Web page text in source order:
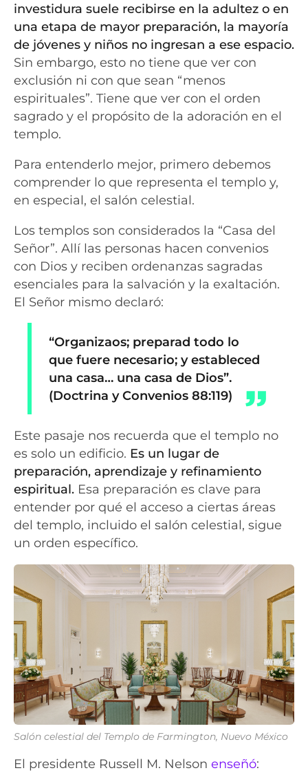
investidura suele recibirse en la adultez o en
una etapa de mayor preparación, la mayoría
de jóvenes y niños no ingresan a ese espacio.
Sin embargo, esto no tiene que ver con
exclusión ni con que sean “menos
espirituales”. Tiene que ver con el orden
sagrado y el propósito de la adoración en el
templo.
Para entenderlo mejor, primero debemos
comprender lo que representa el templo y,
en especial, el salón celestial.
Los templos son considerados la “Casa del
Señor”. Allí las personas hacen convenios
con Dios y reciben ordenanzas sagradas
esenciales para la salvación y la exaltación.
El Señor mismo declaró:
“Organizaos; preparad todo lo
que fuere necesario; y estableced
una casa… una casa de Dios”.
(Doctrina y Convenios 88:119)
Este pasaje nos recuerda que el templo no
es solo un edificio. Es un lugar de
preparación, aprendizaje y refinamiento
espiritual. Esa preparación es clave para
entender por qué el acceso a ciertas áreas
del templo, incluido el salón celestial, sigue
un orden específico.
Salón celestial del Templo de Farmington, Nuevo México
El presidente Russell M. Nelson enseñó: